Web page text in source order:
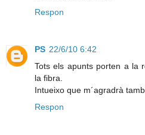
Respon
PS 22/6/10 6:42
Tots els apunts porten a la
la fibra.
Intueixo que m´agradrà
Respon